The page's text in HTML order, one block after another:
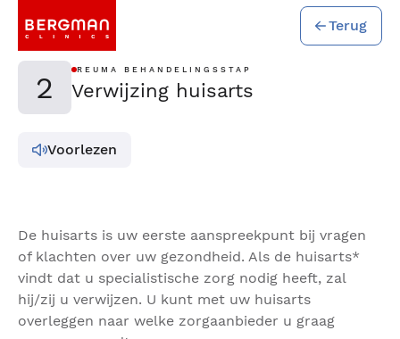
Terug
2 REUMA BEHANDELINGSSTAP
Verwijzing huisarts
Voorlezen
De huisarts is uw eerste aanspreekpunt bij vragen
of klachten over uw gezondheid. Als de huisarts*
vindt dat u specialistische zorg nodig heeft, zal
hij/zij u verwijzen. U kunt met uw huisarts
overleggen naar welke zorgaanbieder u graag